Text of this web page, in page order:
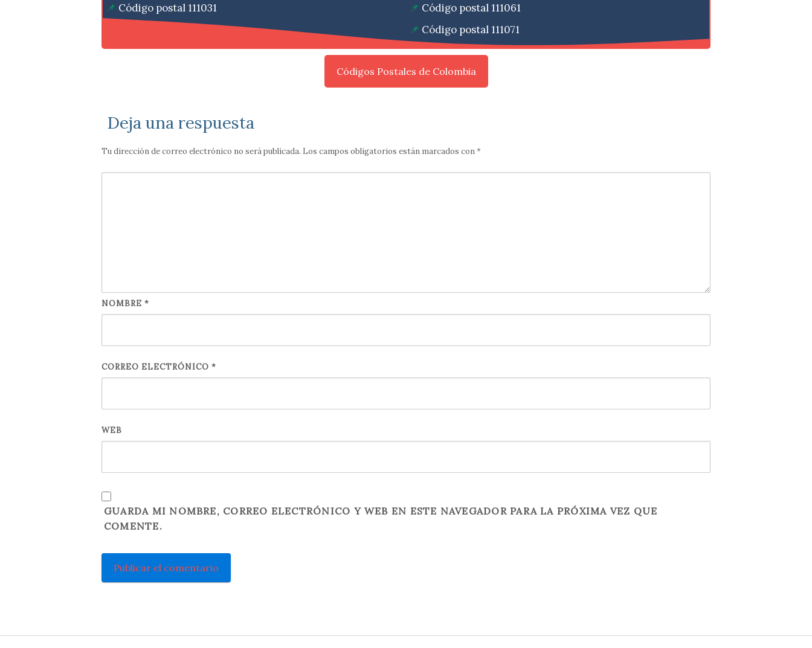
Código postal 111031
Código postal 111061
Código postal 111071
Códigos Postales de Colombia
Deja una respuesta
Tu dirección de correo electrónico no será publicada. Los campos obligatorios están marcados con*
NOMBRE *
CORREO ELECTRÓNICO *
WEB
GUARDA MI NOMBRE, CORREO ELECTRÓNICO Y WEB EN ESTE NAVEGADOR PARA LA PRÓXIMA VEZ QUE
COMENTE.